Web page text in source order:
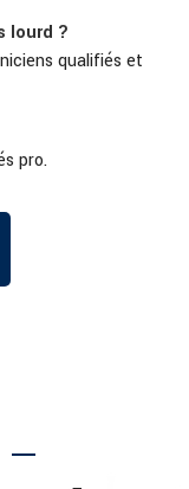
lourd ?
qualifiés et
pro.